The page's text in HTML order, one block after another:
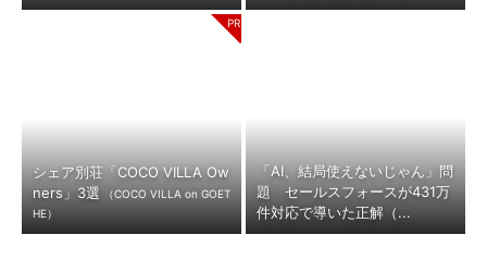
シェア別荘「COCO VILLA Ow
ners」3選
（COCO VILLA on GOET
HE）
「AI、結局使えないじゃん」問
題 セールスフォースが431万
件対応で導いた正解（...